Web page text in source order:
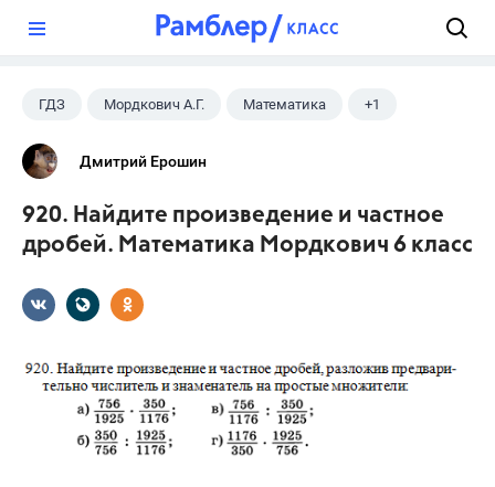
ГДЗ Мордкович А.Г. Математика +1
6 класс
Дмитрий Ерошин
920. Найдите произведение и частное
дробей. Математика Мордкович 6 класс